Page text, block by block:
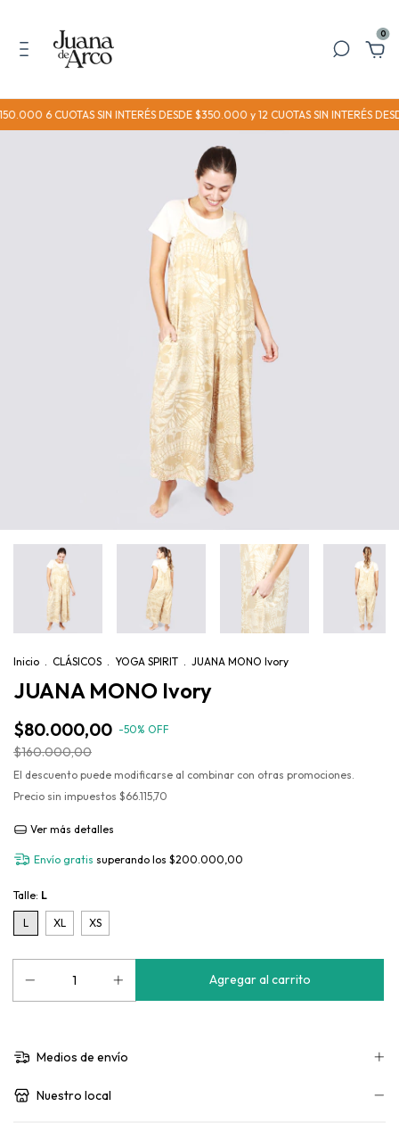
0
6 CUOTAS SIN INTERÉS DESDE $350.000 y 12 CUOTAS SIN INTERÉS
Inicio . CLÁSICOS . YOGA SPIRIT . JUANA MONO Ivory
JUANA MONO Ivory
$80.000,00 -50% OFF
$160.000,00
El descuento puede modificarse al combinar con otras promociones.
Precio sin impuestos $66.115,70
Ver más detalles
Envío gratis superando los $200.000,00
Talle: L
L XL XS
Medios de envío
Nuestro local